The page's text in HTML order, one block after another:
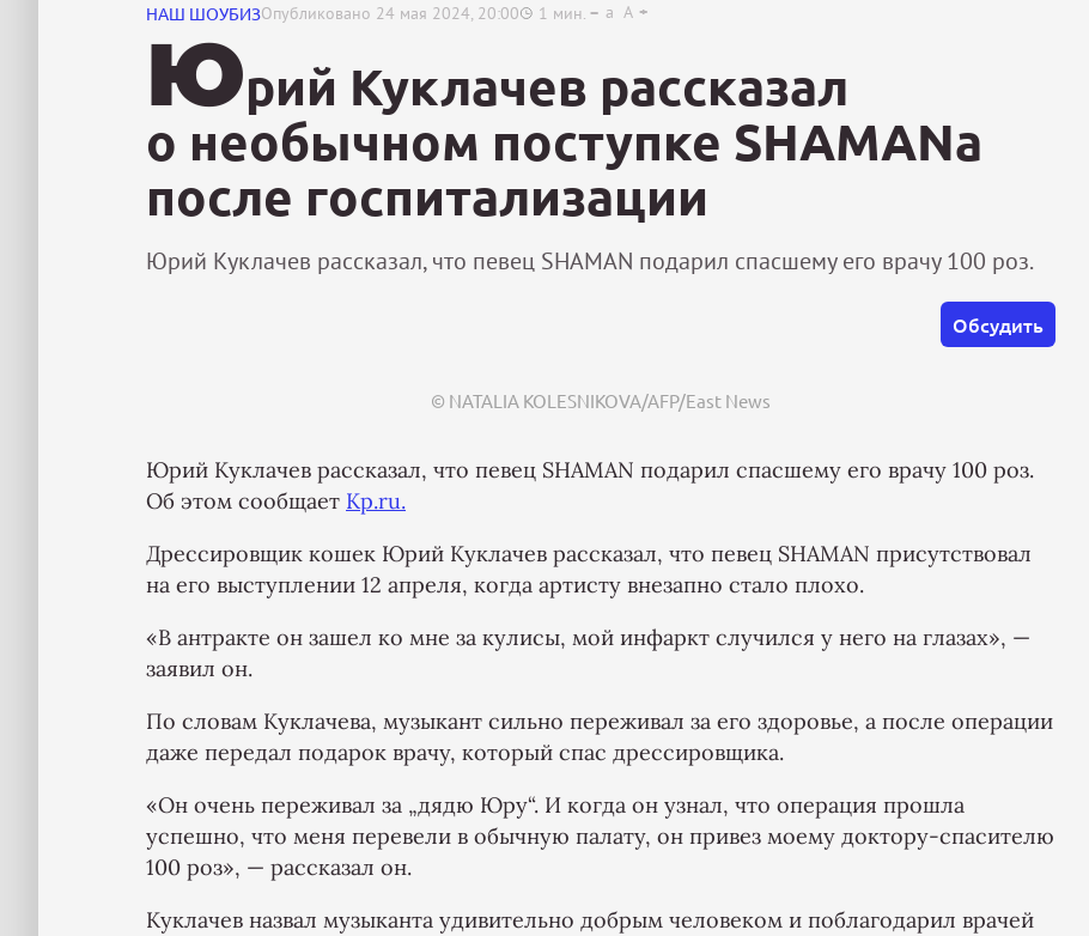
НАШ ШОУБИЗОпубликовано 24 мая 2024, 20:00 1 мин. a A
Юрий Куклачев рассказал
о необычном поступке SHAMANa
после госпитализации
Юрий Куклачев рассказал, что певец SHAMAN подарил спасшему его врачу 100 роз.
Обсудить
© NATALIA KOLESNIKOVA/AFP/East News
Юрий Куклачев рассказал, что певец SHAMAN подарил спасшему его врачу 100 роз.
Об этом сообщает Kp.ru.
Дрессировщик кошек Юрий Куклачев рассказал, что певец SHAMAN присутствовал
на его выступлении 12 апреля, когда артисту внезапно стало плохо.
«В антракте он зашел ко мне за кулисы, мой инфаркт случился у него на глазах», —
заявил он.
По словам Куклачева, музыкант сильно переживал за его здоровье, а после операции
даже передал подарок врачу, который спас дрессировщика.
«Он очень переживал за „дядю Юру“. И когда он узнал, что операция прошла
успешно, что меня перевели в обычную палату, он привез моему доктору-спасителю
100 роз», — рассказал он.
Куклачев назвал музыканта удивительно добрым человеком и поблагодарил врачей